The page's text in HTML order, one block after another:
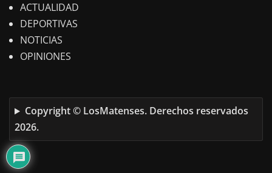
ACTUALIDAD
DEPORTIVAS
NOTICIAS
OPINIONES
Copyright © LosMatenses. Derechos reservados
2026.